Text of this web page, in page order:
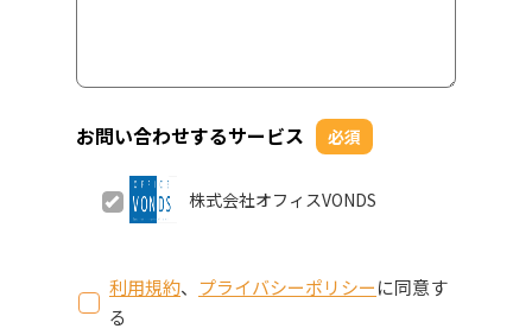
お問い合わせするサービス 必須
株式会社オフィスVONDS
利用規約、 プライバシーポリシーに同意す
る